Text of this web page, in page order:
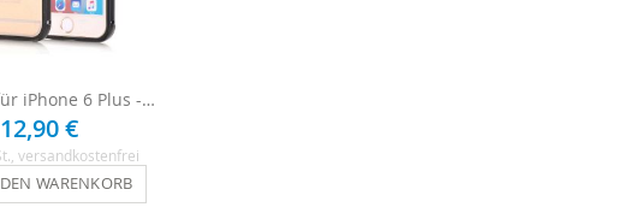
Bumper für iPhone 6 Plus - Anthrazit / Transparent
12,90 €
, versandkostenfrei
WARENKORB